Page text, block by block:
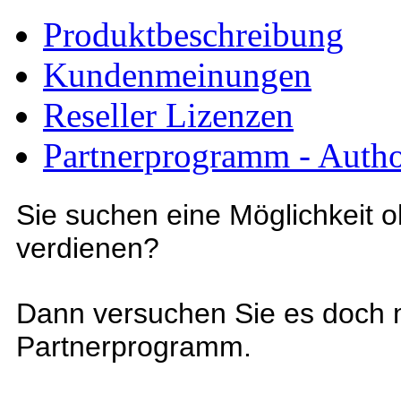
Produktbeschreibung
Kundenmeinungen
Reseller Lizenzen
Partnerprogramm -
Sie suchen eine Möglichkeit
verdienen?
Dann versuchen Sie es doch
Partnerprogramm.